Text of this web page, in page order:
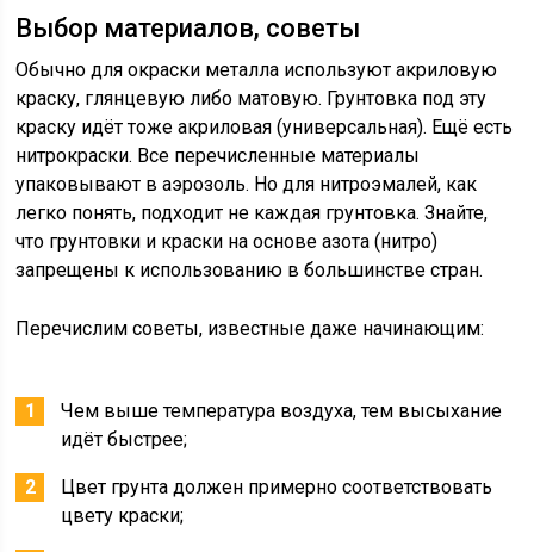
Выбор материалов, советы
Обычно для окраски металла используют акриловую
краску, глянцевую либо матовую. Грунтовка под эту
краску идёт тоже акриловая (универсальная). Ещё есть
нитрокраски. Все перечисленные материалы
упаковывают в аэрозоль. Но для нитроэмалей, как
легко понять, подходит не каждая грунтовка. Знайте,
что грунтовки и краски на основе азота (нитро)
запрещены к использованию в большинстве стран.
Перечислим советы, известные даже начинающим:
Чем выше температура воздуха, тем высыхание
идёт быстрее;
Цвет грунта должен примерно соответствовать
цвету краски;